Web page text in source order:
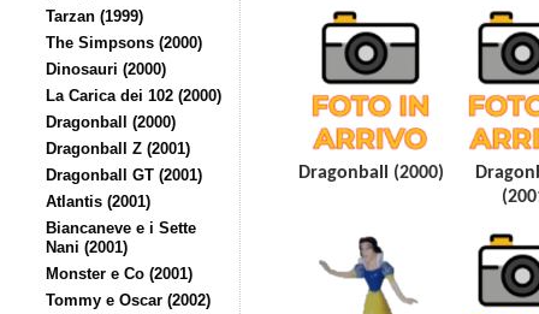
Tarzan (1999)
The Simpsons (2000)
Dinosauri (2000)
La Carica dei 102 (2000)
Dragonball (2000)
Dragonball Z (2001)
Dragonball GT (2001)
Atlantis (2001)
Biancaneve e i Sette
Nani (2001)
Monster e Co (2001)
Tommy e Oscar (2002)
Dragonball (2000)